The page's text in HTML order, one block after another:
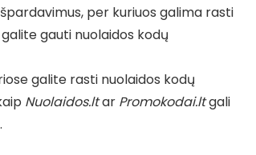
per kuriuos galima rasti
gauti nuolaidos kodų
galite rasti nuolaidos kodų
Nuolaidos.ltar Promokodai.ltgali